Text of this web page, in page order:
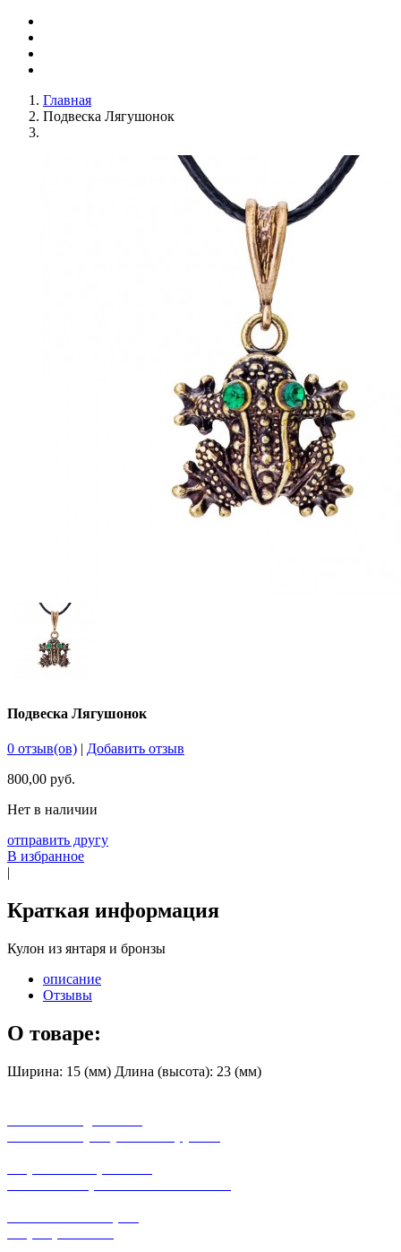
Главная
Подвеска Лягушонок
Подвеска Лягушонок
0 отзыв(ов) | Добавить отзыв
800,00 руб.
Нет в наличии
отправить другу
В избранное
|
Краткая информация
Кулон из янтаря и бронзы
описание
Отзывы
О товаре:
Ширина: 15 (мм) Длина (высота): 23 (мм)